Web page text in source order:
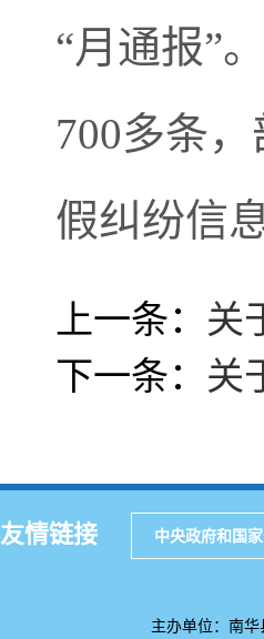
“月通报”
700多条
假纠纷信
上一条： 关
下一条： 关
友情链接 中央政府和国
主办单位：南